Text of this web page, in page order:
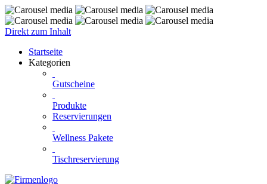
Direkt zum Inhalt
Startseite
Kategorien
Gutscheine
Produkte
Reservierungen
Wellness Pakete
Tischreservierung